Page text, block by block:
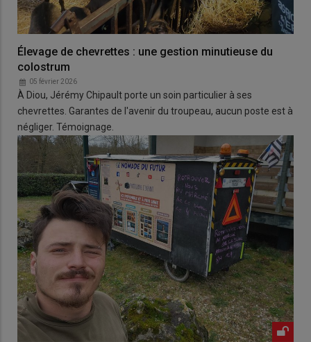
Élevage de chevrettes : une gestion minutieuse du
colostrum
05 février 2026
À Diou, Jérémy Chipault porte un soin particulier à ses
chevrettes. Garantes de l'avenir du troupeau, aucun poste est à
négliger. Témoignage.